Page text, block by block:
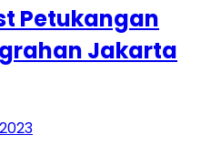
Petukangan
Jakarta